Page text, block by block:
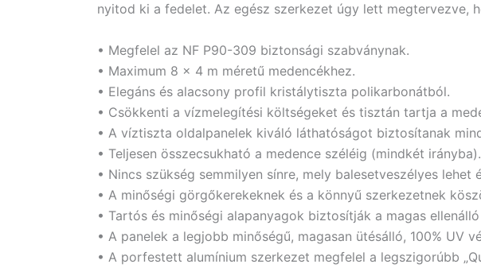
nyitod ki a fedelet. Az egész szerkezet úgy lett megtervezve,
• Megfelel az NF P90-309 biztonsági szabványnak.
• Maximum 8 x 4 m méretű medencékhez.
• Elegáns és alacsony profil kristálytiszta polikarbonátból.
• Csökkenti a vízmelegítési költségeket és tisztán tartja a
• A víztiszta oldalpanelek kiváló láthatóságot biztosítanak
• Teljesen összecsukható a medence széléig (mindkét irányba).
• Nincs szükség semmilyen sínre, mely balesetveszélyes
• A minőségi görgőkerekeknek és a könnyű szerkezetnek
• Tartós és minőségi alapanyagok biztosítják a magas
• A panelek a legjobb minőségű, magasan ütésálló, 100% UV
• A porfestett alumínium szerkezet megfelel a legszigorúbb